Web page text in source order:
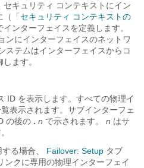
キュリティ コンテキストにイン
（
「セキュリティ コンテキストの
ンターフェイスを定義します。
ンにインターフェイスのネットワ
ステムはインターフェイスからコ
ます。
ID を表示します。すべての物理イ
表示されます。サブインターフェ
の後の . n で示されます。 n はサ
る場合、
Failover: Setup タブ
ンクに専用の物理インターフェイ